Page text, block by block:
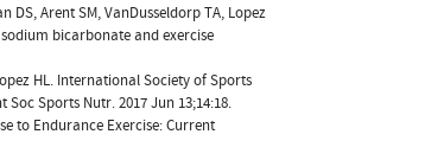
DS, Arent SM, VanDusseldorp TA, Lopez
bicarbonate and exercise
HL. International Society of Sports
Sports Nutr. 2017 Jun 13;14:18.
to Endurance Exercise: Current